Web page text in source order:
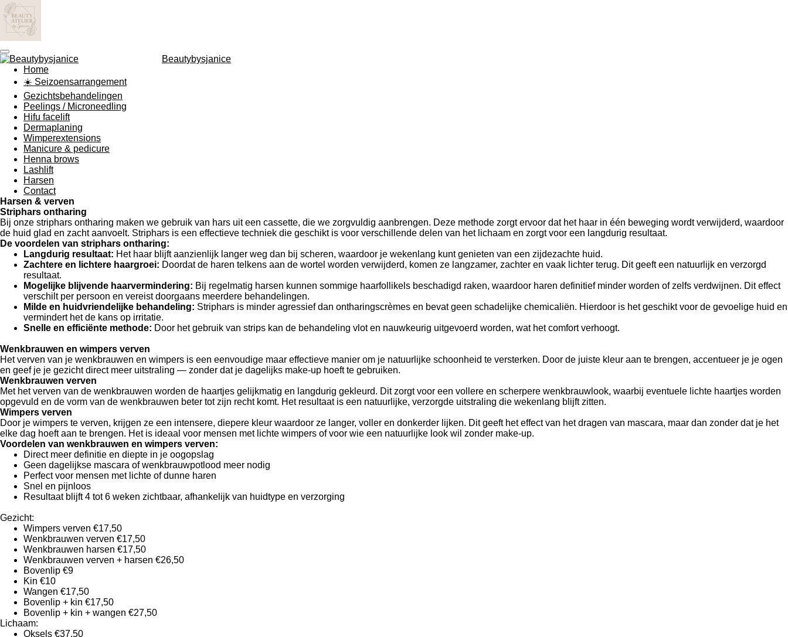
Ga
direct
naar
de
hoofdinhoud
Beautybysjanice
Home
☀️ Seizoensarrangement
Gezichtsbehandelingen
Peelings / Microneedling
Hifu facelift
Dermaplaning
Wimperextensions
Manicure & pedicure
Henna brows
Lashlift
Harsen
Contact
Harsen & verven
Striphars ontharing
Bij onze striphars ontharing maken we gebruik van hars uit een cassette, die we zorgvuldig aanbrengen. Deze methode zorgt ervoor dat het haar in één beweging wordt verwijderd, waardoor
de huid glad en zacht aanvoelt. Striphars is een effectieve techniek die geschikt is voor verschillende delen van het lichaam en zorgt voor een langdurig resultaat.
De voordelen van striphars ontharing:
Langdurig resultaat: Het haar blijft aanzienlijk langer weg dan bij scheren, waardoor je wekenlang kunt genieten van een zijdezachte huid.
Zachtere en lichtere haargroei: Doordat de haren telkens aan de wortel worden verwijderd, komen ze langzamer, zachter en vaak lichter terug. Dit geeft een natuurlijk en verzorgd
resultaat.
Mogelijke blijvende haarvermindering: Bij regelmatig harsen kunnen sommige haarfollikels beschadigd raken, waardoor haren definitief minder worden of zelfs verdwijnen. Dit effect
verschilt per persoon en vereist doorgaans meerdere behandelingen.
Milde en huidvriendelijke behandeling: Striphars is minder agressief dan ontharingscrèmes en bevat geen schadelijke chemicaliën. Hierdoor is het geschikt voor de gevoelige huid en
vermindert het de kans op irritatie.
Snelle en efficiënte methode: Door het gebruik van strips kan de behandeling vlot en nauwkeurig uitgevoerd worden, wat het comfort verhoogt.
Wenkbrauwen en wimpers verven
Het verven van je wenkbrauwen en wimpers is een eenvoudige maar effectieve manier om je natuurlijke schoonheid te versterken. Door de juiste kleur aan te brengen, accentueer je je ogen
en geef je je gezicht direct meer uitstraling — zonder dat je dagelijks make-up hoeft te gebruiken.
Wenkbrauwen verven
Met het verven van de wenkbrauwen worden de haartjes gelijkmatig en langdurig gekleurd. Dit zorgt voor een vollere en scherpere wenkbrauwlook, waarbij eventuele lichte haartjes worden
opgevuld en de vorm van de wenkbrauwen beter tot zijn recht komt. Het resultaat is een natuurlijke, verzorgde uitstraling die wekenlang blijft zitten.
Wimpers verven
Door je wimpers te verven, krijgen ze een intensere, diepere kleur waardoor ze langer, voller en donkerder lijken. Dit geeft het effect van het dragen van mascara, maar dan zonder dat je het
elke dag hoeft aan te brengen. Het is ideaal voor mensen met lichte wimpers of voor wie een natuurlijke look wil zonder make-up.
Voordelen van wenkbrauwen en wimpers verven:
Direct meer definitie en diepte in je oogopslag
Geen dagelijkse mascara of wenkbrauwpotlood meer nodig
Perfect voor mensen met lichte of dunne haren
Snel en pijnloos
Resultaat blijft 4 tot 6 weken zichtbaar, afhankelijk van huidtype en verzorging
Gezicht:
Wimpers verven €17,50
Wenkbrauwen verven €17,50
Wenkbrauwen harsen €17,50
Wenkbrauwen verven + harsen €26,50
Bovenlip €9
Kin €10
Wangen €17,50
Bovenlip + kin €17,50
Bovenlip + kin + wangen €27,50
Lichaam:
Oksels €37,50